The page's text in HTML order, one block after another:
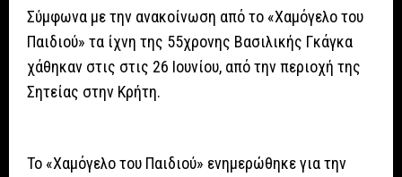
Σύμφωνα με την ανακοίνωση από το «Χαμόγελο του
Παιδιού» τα ίχνη της 55χρονης Βασιλικής Γκάγκα
χάθηκαν στις στις 26 Ιουνίου, από την περιοχή της
Σητείας στην Κρήτη.
Το «Χαμόγελο του Παιδιού» ενημερώθηκε για την